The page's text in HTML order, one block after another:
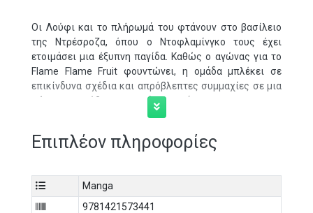
Οι Λούφι και το πλήρωμά του φτάνουν στο βασίλειο
της Ντρέσροζα, όπου ο Ντοφλαμίνγκο τους έχει
ετοιμάσει μια έξυπνη παγίδα. Καθώς ο αγώνας για το
Flame Flame Fruit φουντώνει, η ομάδα μπλέκει σε
επικίνδυνα σχέδια και απρόβλεπτες συμμαχίες σε μια
χώρα που κρύβει σκοτεινά μυστικά.
Επιπλέον πληροφορίες
Manga
9781421573441